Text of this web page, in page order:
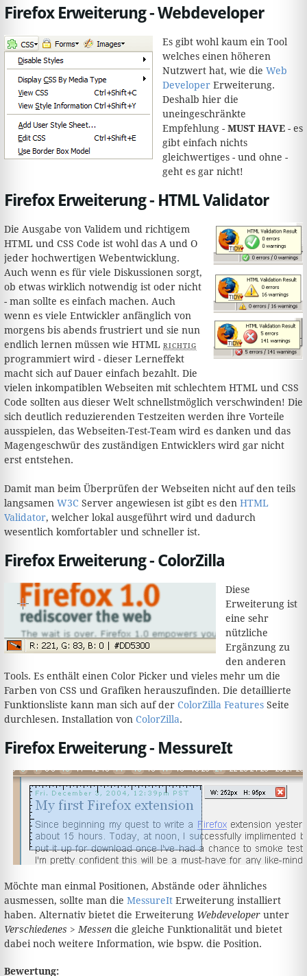
Firefox Erweiterung - Webdeveloper
Es gibt wohl kaum ein Tool
welches einen höheren
Nutzwert hat, wie die Web
Developer Erweiterung.
Deshalb hier die
uneingeschränkte
Empfehlung - MUST HAVE - es
gibt einfach nichts
gleichwertiges - und ohne -
geht es gar nicht!
Firefox Erweiterung - HTML Validator
Die Ausgabe von Validem und richtigem
HTML und CSS Code ist wohl das A und O
jeder hochwertigen Webentwicklung.
Auch wenn es für viele Diskussionen sorgt,
ob etwas wirklich notwendig ist oder nicht
- man sollte es einfach machen. Auch
wenn es viele Entwickler anfänglich von
morgens bis abends frustriert und sie nun
endlich lernen müssen wie HTML richtig
programmiert wird - dieser Lerneffekt
macht sich auf Dauer einfach bezahlt. Die
vielen inkompatiblen Webseiten mit schlechtem HTML und CSS
Code sollten aus dieser Welt schnellstmöglich verschwinden! Die
sich deutlich reduzierenden Testzeiten werden ihre Vorteile
ausspielen, das Webseiten-Test-Team wird es danken und das
Magengeschwür des zuständigen Entwicklers wird gar nicht
erst entstehen.
Damit man beim Überprüfen der Webseiten nicht auf den teils
langsamen W3C Server angewiesen ist gibt es den HTML
Validator, welcher lokal ausgeführt wird und dadurch
wesentlich komfortabler und schneller ist.
Firefox Erweiterung - ColorZilla
Diese
Erweiterung ist
eine sehr
nützliche
Ergänzung zu
den anderen
Tools. Es enthält einen Color Picker und vieles mehr um die
Farben von CSS und Grafiken herauszufinden. Die detaillierte
Funktionsliste kann man sich auf der ColorZilla Features Seite
durchlesen. Installation von ColorZilla.
Firefox Erweiterung - MessureIt
Möchte man einmal Positionen, Abstände oder ähnliches
ausmessen, sollte man die MessureIt Erweiterung installiert
haben. Alternativ bietet die Erweiterung Webdeveloper unter
Verschiedenes > Messen die gleiche Funktionalität und bietet
dabei noch weitere Information, wie bspw. die Position.
Bewertung: